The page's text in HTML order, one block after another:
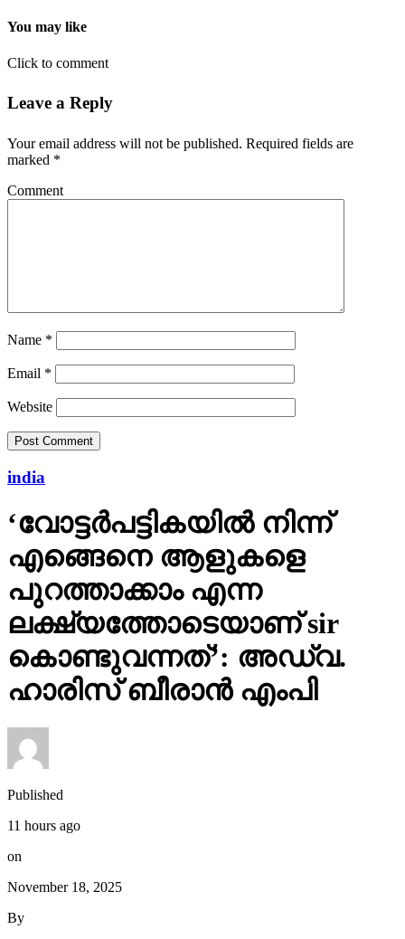
You may like
Click to comment
Leave a Reply
Your email address will not be published. Required fields are
marked *
Comment
Name *
Email *
Website
india
‘വോട്ടര്‍പട്ടികയില്‍ നിന്ന്
എങ്ങെനെ ആളുകളെ
പുറത്താക്കാം എന്ന
ലക്ഷ്യത്തോടെയാണ് sir
കൊണ്ടുവന്നത്’: അഡ്വ.
ഹാരിസ് ബീരാൻ എംപി
Published
11 hours ago
on
November 18, 2025
By